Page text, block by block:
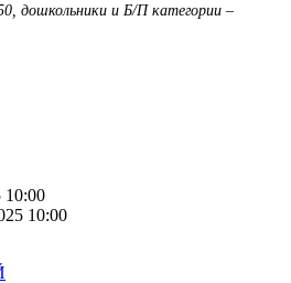
дошкольники и Б/П категории –
10:00
10:00